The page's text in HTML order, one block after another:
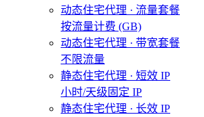
动态住宅代理 · 流量套餐
按流量计费 (GB)
动态住宅代理 · 带宽套餐
不限流量
静态住宅代理 · 短效 IP
小时/天级固定 IP
静态住宅代理 · 长效 IP